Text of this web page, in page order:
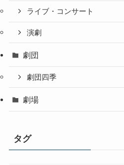
ライブ・コンサート
演劇
劇団
劇団四季
劇場
タグ